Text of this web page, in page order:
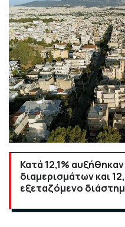
Κατά 12,1%
διαμερισμάτων και
εξεταζόμενο